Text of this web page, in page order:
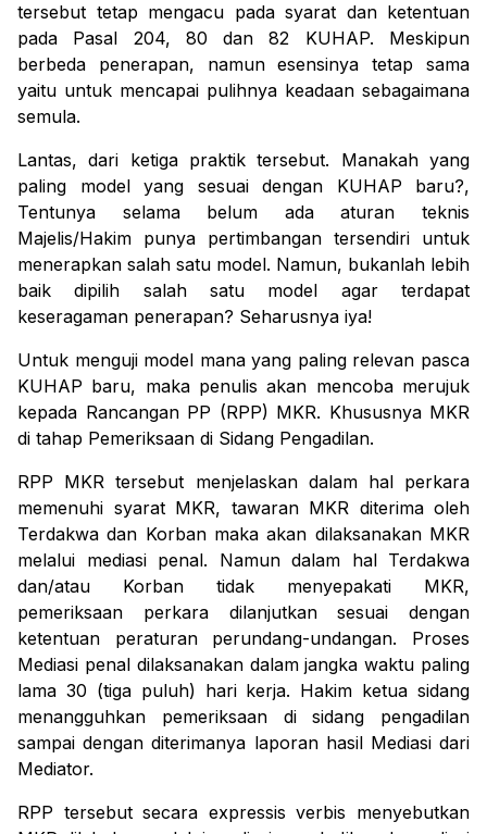
tersebut tetap mengacu pada syarat dan ketentuan
pada Pasal 204, 80 dan 82 KUHAP. Meskipun
berbeda penerapan, namun esensinya tetap sama
yaitu untuk mencapai pulihnya keadaan sebagaimana
semula.
Lantas, dari ketiga praktik tersebut. Manakah yang
paling model yang sesuai dengan KUHAP baru?,
Tentunya selama belum ada aturan teknis
Majelis/Hakim punya pertimbangan tersendiri untuk
menerapkan salah satu model. Namun, bukanlah lebih
baik dipilih salah satu model agar terdapat
keseragaman penerapan? Seharusnya iya!
Untuk menguji model mana yang paling relevan pasca
KUHAP baru, maka penulis akan mencoba merujuk
kepada Rancangan PP (RPP) MKR. Khususnya MKR
di tahap Pemeriksaan di Sidang Pengadilan.
RPP MKR tersebut menjelaskan dalam hal perkara
memenuhi syarat MKR, tawaran MKR diterima oleh
Terdakwa dan Korban maka akan dilaksanakan MKR
melalui mediasi penal. Namun dalam hal Terdakwa
dan/atau Korban tidak menyepakati MKR,
pemeriksaan perkara dilanjutkan sesuai dengan
ketentuan peraturan perundang-undangan.
Proses
Mediasi penal dilaksanakan dalam jangka waktu paling
lama 30 (tiga puluh) hari kerja. Hakim ketua sidang
menangguhkan pemeriksaan di sidang pengadilan
sampai dengan diterimanya laporan hasil Mediasi dari
Mediator.
RPP tersebut secara expressis verbis menyebutkan